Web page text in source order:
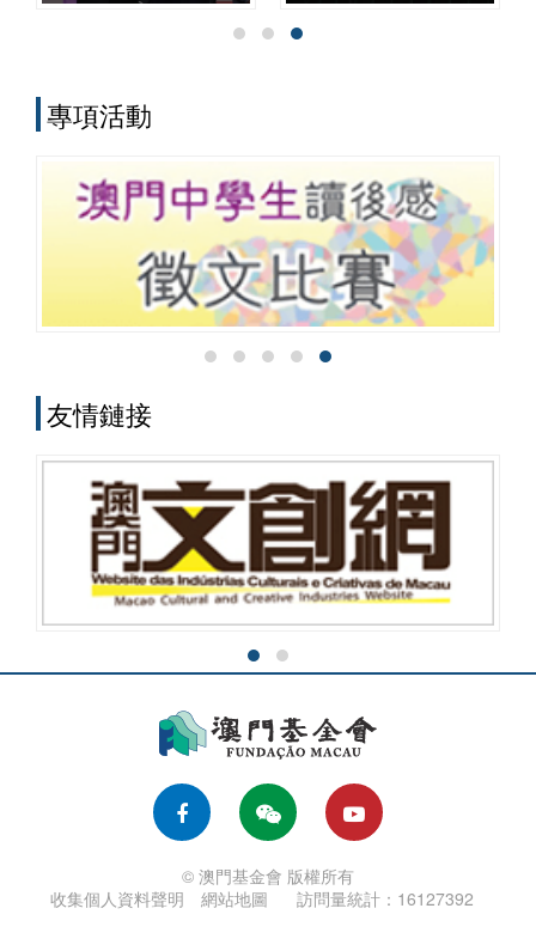
專項活動
友情鏈接
© 澳門基金會 版權所有
收集個人資料聲明
網站地圖 訪問量統計：16127392